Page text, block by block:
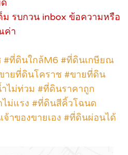
ม รบกวน inbox ข้อความหรือ
ค่า
ที่ดินใกล้M6 #ที่ดินเกษียณ
ายที่ดินโคราช #ขายที่ดิน
ไม่ท่วม #ที่ดินราคาถูก
ม่แรง #ที่ดินสีคิ้วโฉนด
าของขายเอง #ที่ดินผ่อนได้